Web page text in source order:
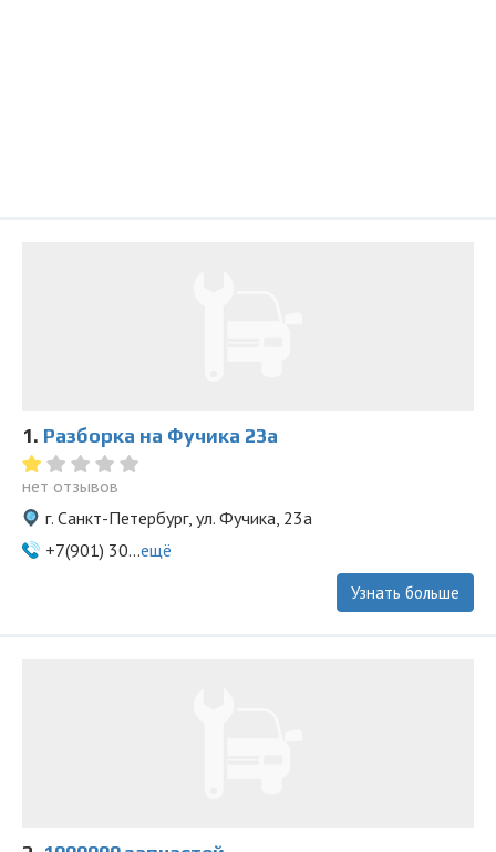
1. Разборка на Фучика 23а
нет отзывов
г. Санкт-Петербург, ул. Фучика, 23а
+7(901) 30...ещё
Узнать больше